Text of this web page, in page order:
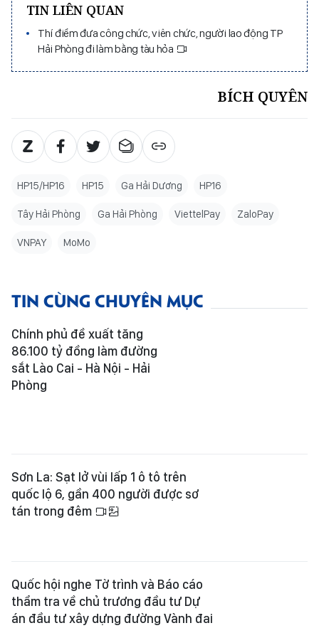
TIN LIÊN QUAN
Thí điểm đưa công chức, viên chức, người lao động TP
Hải Phòng đi làm bằng tàu hỏa
BÍCH QUYÊN
HP15/HP16 HP15 Ga Hải Dương HP16
Tây Hải Phòng Ga Hải Phòng ViettelPay ZaloPay
VNPAY MoMo
TIN CÙNG CHUYÊN MỤC
Chính phủ đề xuất tăng
86.100 tỷ đồng làm đường
sắt Lào Cai - Hà Nội - Hải
Phòng
Sơn La: Sạt lở vùi lấp 1 ô tô trên
quốc lộ 6, gần 400 người được sơ
tán trong đêm
Quốc hội nghe Tờ trình và Báo cáo
thẩm tra về chủ trương đầu tư Dự
án đầu tư xây dựng đường Vành đai